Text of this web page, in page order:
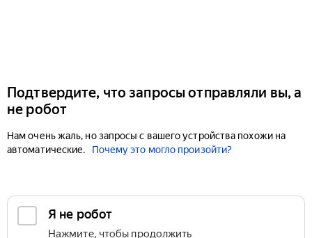
Подтвердите, что запросы отправляли вы, а
не робот
Нам очень жаль, но запросы с вашего устройства похожи на
автоматические.
Почему это могло произойти?